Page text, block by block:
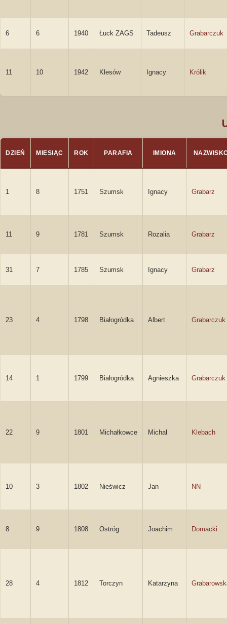
6 6 1940 Łuck ZAGS Tadeusz Grabarczuk
11 10 1942 Klesów Ignacy Królik
DZIEŃ MIESIĄC ROK PARAFIA IMIONA
1 8 1751 Szumsk Ignacy Grabarz
11 9 1781 Szumsk Rozalia Grabarz
31 7 1785 Szumsk Ignacy Grabarz
23 4 1798 Białogródka Albert Grabarczuk
14 1 1799 Białogródka Agnieszka Grabarczuk
22 9 1801 Michałkowce Michał Klebach
10 3 1802 Nieświcz Jan NN
8 9 1808 Ostróg Joachim Domacki
28 4 1812 Torczyn Katarzyna